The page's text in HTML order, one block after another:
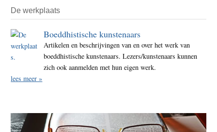
De werkplaats
Boeddhistische kunstenaars
Artikelen en beschrijvingen van en over het werk van
boeddhistische kunstenaars. Lezers/kunstenaars kunnen
zich ook aanmelden met hun eigen werk.
lees meer »